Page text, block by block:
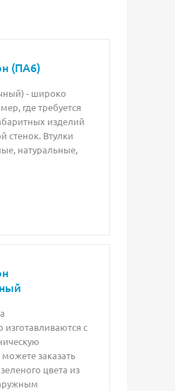
(ПА6)
- широко
где требуется
изделий
стенок. Втулки
натуральные,
с
заказать
цвета из